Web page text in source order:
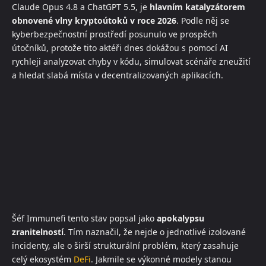
Claude Opus 4.8 a ChatGPT 5.5, je hlavním katalyzátorem
obnovené vlny kryptoútoků v roce 2026. Podle něj se
kyberbezpečnostní prostředí posunulo ve prospěch
útočníků, protože tito aktéři dnes dokážou s pomocí AI
rychleji analyzovat chyby v kódu, simulovat scénáře zneužití
a hledat slabá místa v decentralizovaných aplikacích.
Šéf Immunefi tento stav popsal jako apokalypsu
zranitelností. Tím naznačil, že nejde o jednotlivé izolované
incidenty, ale o širší strukturální problém, který zasahuje
celý ekosystém DeFi. Jakmile se výkonné modely stanou